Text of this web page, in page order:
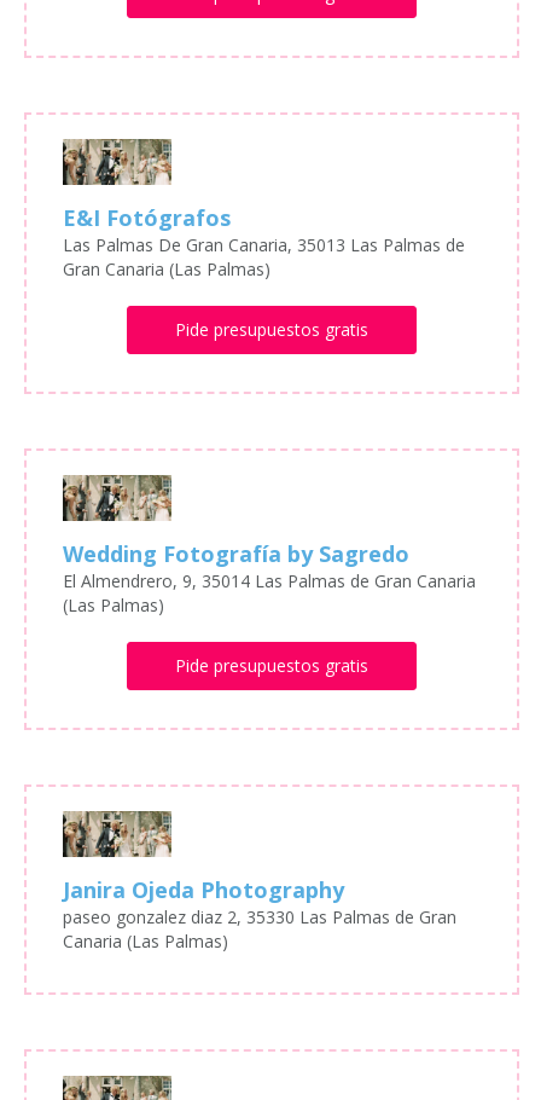
E&I Fotógrafos
Las Palmas De Gran Canaria, 35013 Las Palmas de
Gran Canaria (Las Palmas)
Pide presupuestos gratis
Wedding Fotografía by Sagredo
El Almendrero, 9, 35014 Las Palmas de Gran Canaria
(Las Palmas)
Pide presupuestos gratis
Janira Ojeda Photography
paseo gonzalez diaz 2, 35330 Las Palmas de Gran
Canaria (Las Palmas)